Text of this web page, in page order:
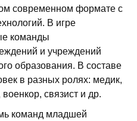
современном формате с
В игре
команды
и учреждений
образования. В составе
в разных ролях: медик,
связист и др.
команд младшей